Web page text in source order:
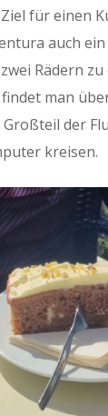
für einen
auch
Rädern
man
der
kreisen.